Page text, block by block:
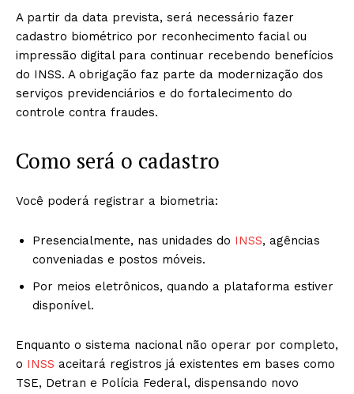
A partir da data prevista, será necessário fazer
cadastro biométrico por reconhecimento facial ou
impressão digital para continuar recebendo benefícios
do INSS. A obrigação faz parte da modernização dos
serviços previdenciários e do fortalecimento do
controle contra fraudes.
Como será o cadastro
Você poderá registrar a biometria:
Presencialmente, nas unidades do INSS, agências
conveniadas e postos móveis.
Por meios eletrônicos, quando a plataforma estiver
disponível.
Enquanto o sistema nacional não operar por completo,
o INSS aceitará registros já existentes em bases como
TSE, Detran e Polícia Federal, dispensando novo